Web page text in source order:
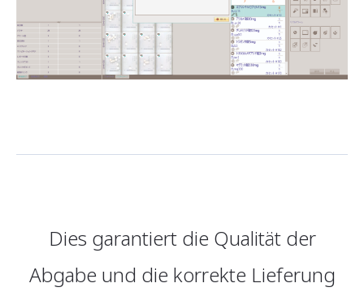
Dies garantiert die Qualität der
Abgabe und die korrekte Lieferung